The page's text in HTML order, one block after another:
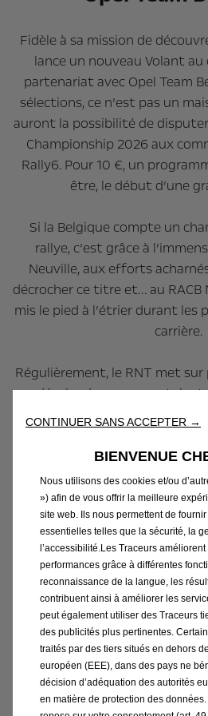
Fidèle à sa mission de
lance un nouveau Volant
partenariat avec Opel Team
sélections, ce n’est pas un
auront la possibilité de
Championship 2026 aux
Rally6. Pour 10 €, un
être, le début d’une
Si la Belgique compte un
rallye, c’est grâce à
Neuville, aux efforts
décrocher ce titre et… au RACB
mis le pied à l’étrier durant les
carrière.
Régulièrement, le RNT met
déceler de nouveaux
d’éclore. Outre l’opération
disputé trois saisons en
championnat du monde sous
rouge.
Cette fois, c’est l’opération
RNT. Les critères ? Etre né(e)
Belge et posséder un permis
opératoire est simple : on
(www.rallybattle.be) puis on
journées organisées au RACB
Nivelles. Là, chaque
sur le même simulateur et
Chaque essai coûte 10 €. On
CONTINUER SANS ACCEPTER →
BIENVENUE
Nous utilisons des cookies et/ou
») afin de vous offrir la meilleure
site web. Ils nous permettent de
essentielles telles que la sécurité, la
l’accessibilité.Les Traceurs
performances grâce à différentes
reconnaissance de la langue, les
contribuent ainsi à améliorer les
peut également utiliser des Traceurs
des publicités plus pertinentes.
traités par des tiers situés en dehors
européen (EEE), dans des pays ne
décision d’adéquation des autorités
en matière de protection des